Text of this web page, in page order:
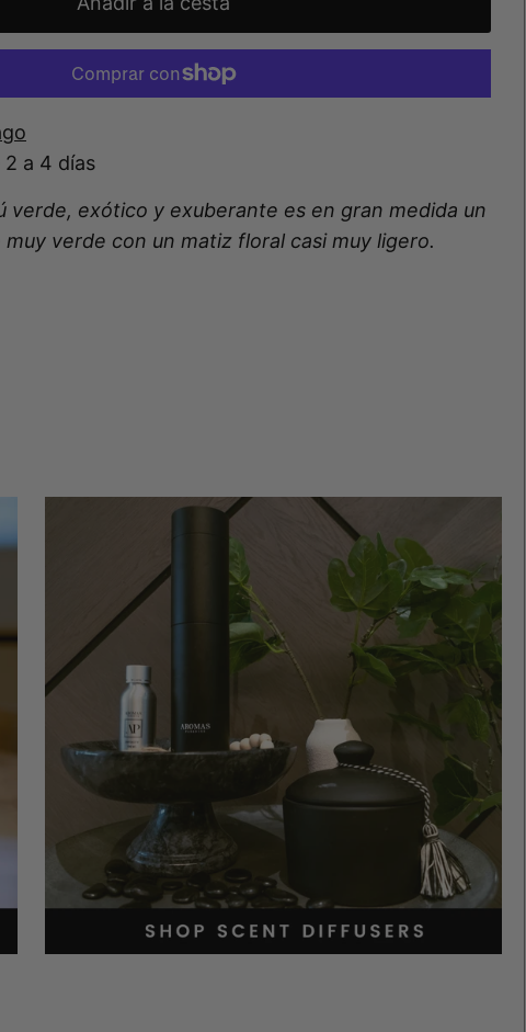
a 4 días
verde, exótico y exuberante es en gran medida un
muy verde con un matiz floral casi muy ligero.